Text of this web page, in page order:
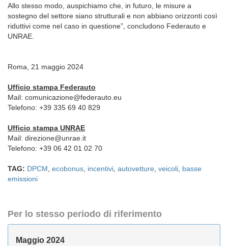
Allo stesso modo, auspichiamo che, in futuro, le misure a
sostegno del settore siano strutturali e non abbiano orizzonti così
riduttivi come nel caso in questione”, concludono Federauto e
UNRAE.
Roma, 21 maggio 2024
Ufficio stampa Federauto
Mail: comunicazione@federauto.eu
Telefono: +39 335 69 40 829
Ufficio stampa UNRAE
Mail: direzione@unrae.it
Telefono: +39 06 42 01 02 70
TAG: DPCM ecobonus incentivi autovetture veicoli basse
emissioni
Per lo stesso periodo di riferimento
Maggio 2024